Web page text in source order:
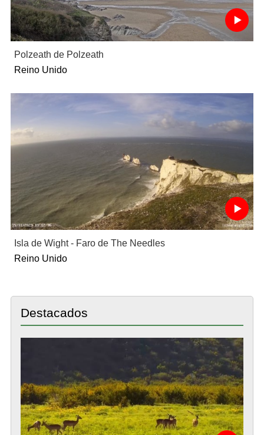
Polzeath de Polzeath
Reino Unido
Isla de Wight - Faro de The Needles
Reino Unido
Destacados